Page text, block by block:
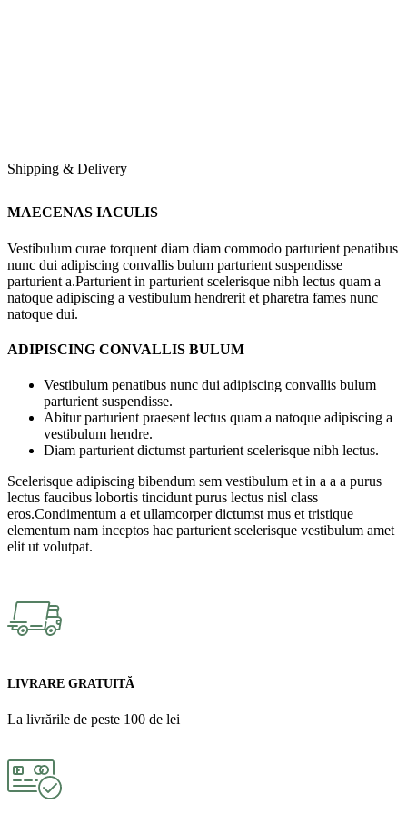
Shipping & Delivery
MAECENAS IACULIS
Vestibulum curae torquent diam diam commodo parturient penatibus
nunc dui adipiscing convallis bulum parturient suspendisse
parturient a.Parturient in parturient scelerisque nibh lectus quam a
natoque adipiscing a vestibulum hendrerit et pharetra fames nunc
natoque dui.
ADIPISCING CONVALLIS BULUM
Vestibulum penatibus nunc dui adipiscing convallis bulum
parturient suspendisse.
Abitur parturient praesent lectus quam a natoque adipiscing a
vestibulum hendre.
Diam parturient dictumst parturient scelerisque nibh lectus.
Scelerisque adipiscing bibendum sem vestibulum et in a a a purus
lectus faucibus lobortis tincidunt purus lectus nisl class
eros.Condimentum a et ullamcorper dictumst mus et tristique
elementum nam inceptos hac parturient scelerisque vestibulum amet
elit ut volutpat.
LIVRARE GRATUITĂ
La livrările de peste 100 de lei